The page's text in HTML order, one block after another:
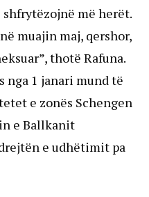
shfrytëzojnë më herët.
muajin maj, qershor,
thotë Rafuna.
nga 1 janari mund të
e zonës Schengen
e Ballkanit
e udhëtimit pa